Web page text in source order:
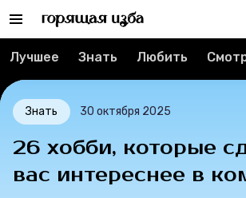
Контакты
Мерч
О компании
Лучшее Знать Любить
Знать 30 октября 2025
26 хобби, которые
вас интереснее в